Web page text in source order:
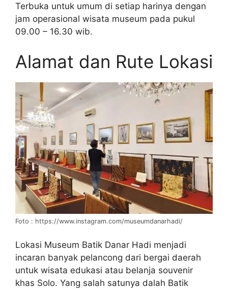
Terbuka untuk umum di setiap harinya dengan
jam operasional wisata museum pada pukul
09.00 – 16.30 wib.
Alamat dan Rute Lokasi
Foto : https://www.instagram.com/museumdanarhadi/
Lokasi Museum Batik Danar Hadi menjadi
incaran banyak pelancong dari bergai daerah
untuk wisata edukasi atau belanja souvenir
khas Solo. Yang salah satunya dalah Batik